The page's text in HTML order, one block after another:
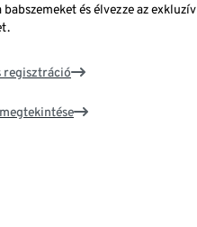
babszemeket és élvezze az exkluzív
regisztráció